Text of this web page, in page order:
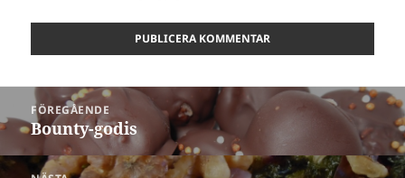
Inläggsnavigering
FÖREGÅENDE
Föregående
inlägg:
Bounty-godis